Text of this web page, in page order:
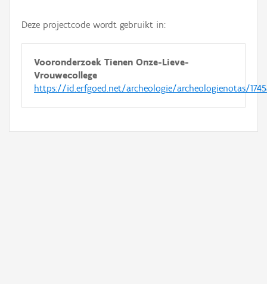
Deze projectcode wordt gebruikt in:
Vooronderzoek Tienen Onze-Lieve-
Vrouwecollege
https://id.erfgoed.net/archeologie/archeologienotas/